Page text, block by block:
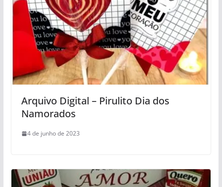
Arquivo Digital – Pirulito Dia dos
Namorados
4 de junho de 2023